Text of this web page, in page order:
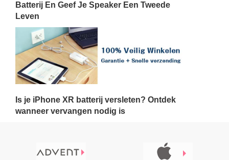
Batterij En Geef Je Speaker Een Tweede
Leven
Is je iPhone XR batterij versleten? Ontdek
wanneer vervangen nodig is